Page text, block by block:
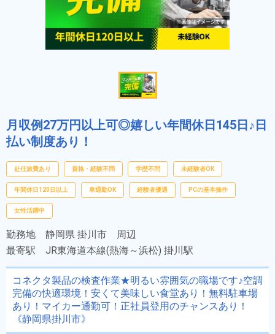
月収例27万円以上可◎嬉しい年間休日145日♪日
払い制度あり！
赴任旅費あり 資格・経験不問 学歴不問 未経験者OK
年間休日120日以上 車通勤OK 経験者優遇 PCの基本操作
女性活躍中
勤務地 静岡県 掛川市 周辺
最寄駅 JR東海道本線(熱海～浜松) 掛川駅
コネクタ製品の検査作業★明るい雰囲気の職場です♪空調
完備の快適環境！安くて美味しい食堂あり！無料駐車場
あり！マイカー通勤可！正社員登用のチャンスあり！
《静岡県掛川市》